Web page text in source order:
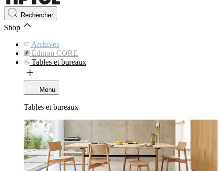
Rechercher
Shop
Archives
Édition CORE
Tables et bureaux
Menu
Tables et bureaux